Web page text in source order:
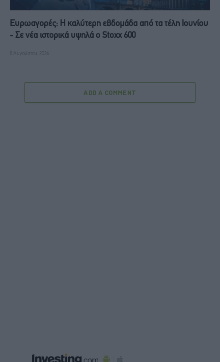
Ευρωαγορές: Η καλύτερη εβδομάδα από τα τέλη Ιουνίου
- Σε νέα ιστορικά υψηλά ο Stoxx 600
8 Αυγούστου, 2026
ADD A COMMENT